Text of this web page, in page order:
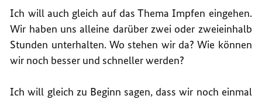
Ich will auch gleich auf das Thema Impfen eingehen.
Wir haben uns alleine darüber zwei oder zweieinhalb
Stunden unterhalten. Wo stehen wir da? Wie können
wir noch besser und schneller werden?
Ich will gleich zu Beginn sagen, dass wir noch einmal